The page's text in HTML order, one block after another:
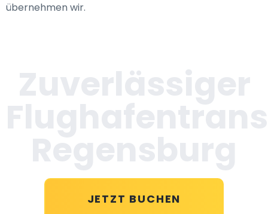
übernehmen wir.
JETZT BUCHEN